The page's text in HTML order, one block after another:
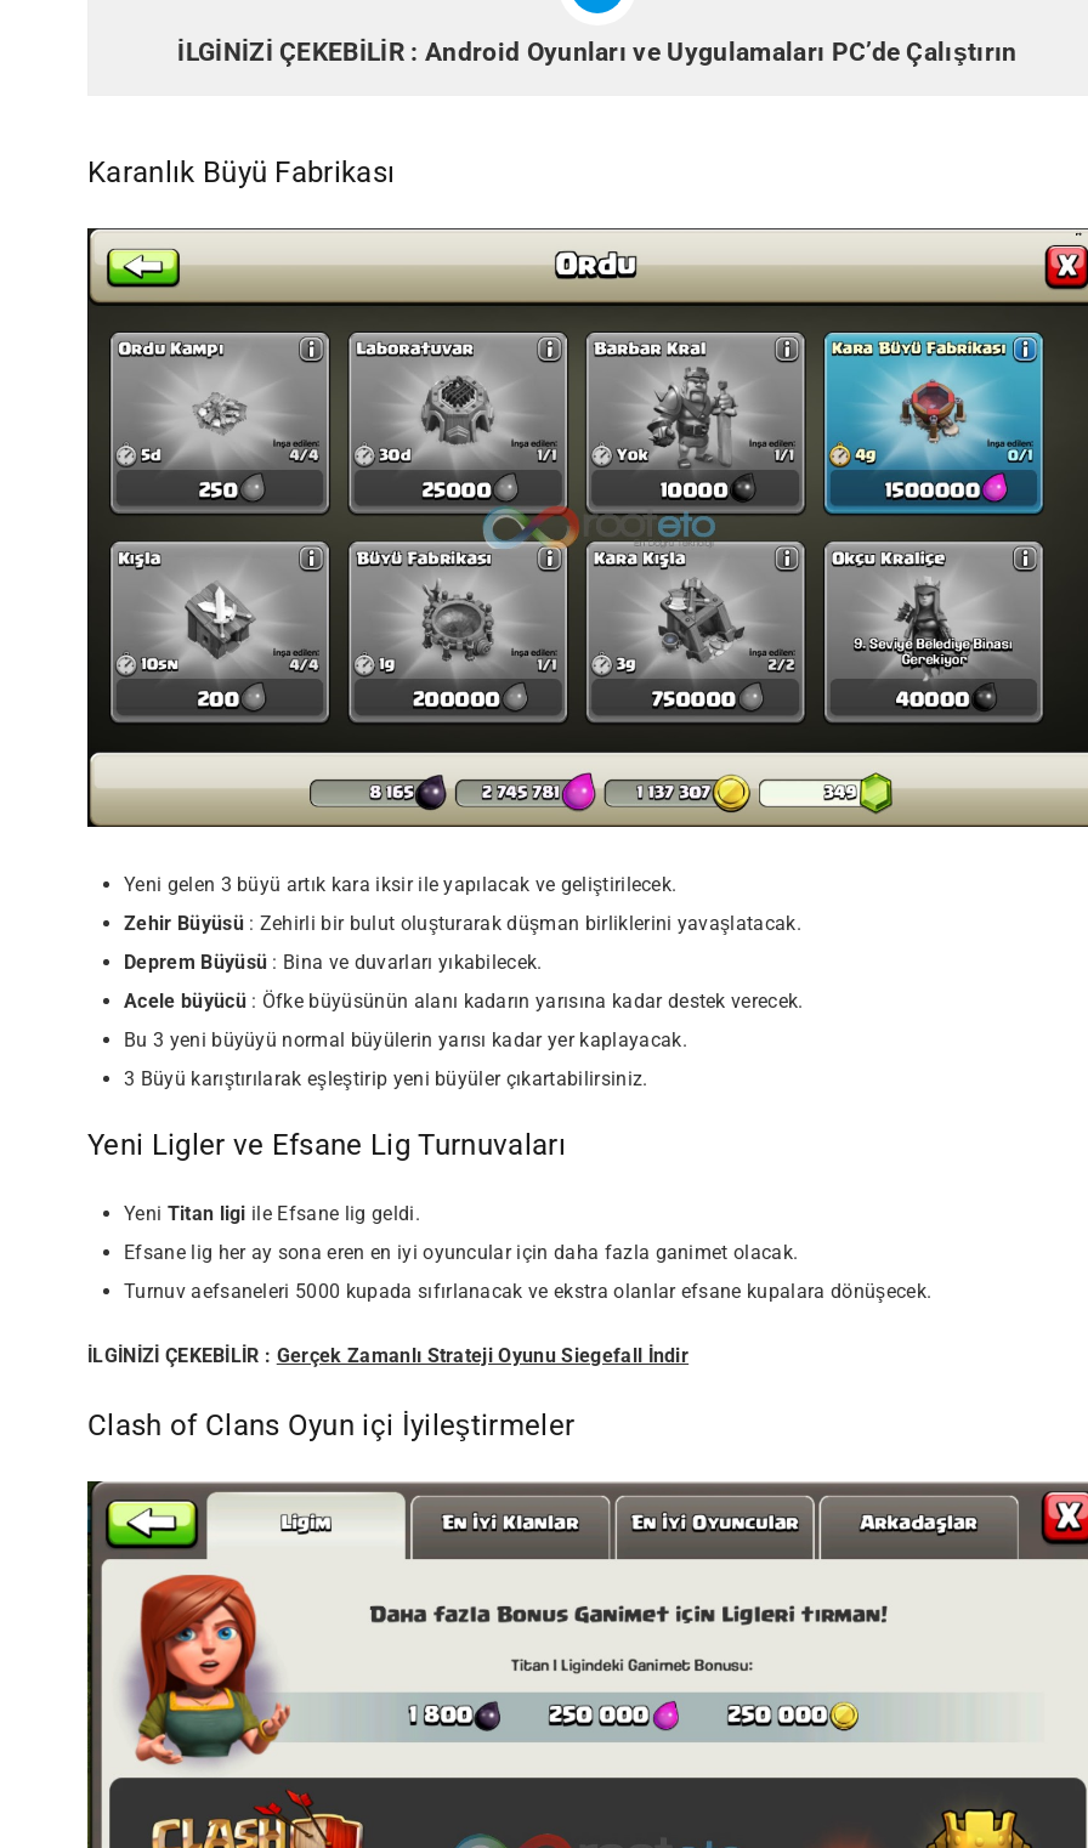
İLGİNİZİ ÇEKEBİLİR :Android Oyunları ve Uygulamaları PC’de Çalıştırın
Karanlık Büyü Fabrikası
Yeni gelen 3 büyü artık kara iksir ile yapılacak ve geliştirilecek.
Zehir Büyüsü: Zehirli bir bulut oluşturarak düşman birliklerini yavaşlatacak.
Deprem Büyüsü : Bina ve duvarları yıkabilecek.
Acele büyücü: Öfke büyüsünün alanı kadarın yarısına kadar destek verecek.
Bu 3 yeni büyüyü normal büyülerin yarısı kadar yer kaplayacak.
3 Büyü karıştırılarak eşleştirip yeni büyüler çıkartabilirsiniz.
Yeni Ligler ve Efsane Lig Turnuvaları
Yeni Titan ligi ile Efsane lig geldi.
Efsane lig her ay sona eren en iyi oyuncular için daha fazla ganimet olacak.
Turnuv aefsaneleri 5000 kupada sıfırlanacak ve ekstra olanlar efsane kupalara dönüşecek.
İLGİNİZİ ÇEKEBİLİR : Gerçek Zamanlı Strateji Oyunu Siegefall İndir
Clash of Clans Oyun içi İyileştirmeler
Editor Picks
1 En ilginç Zaman tüneli Kapakları